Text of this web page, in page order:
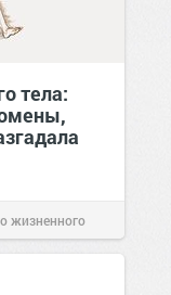
тела:
жизненного